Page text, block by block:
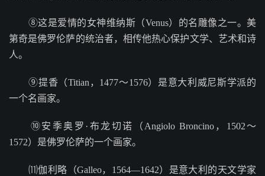
⑧这是爱情的女神维纳斯（Venus）的名雕像之一。美
第奇是佛罗伦萨的统治者，相传他热心保护文学、艺术和诗
人。
⑨提香（Titian，1477～1576）是意大利威尼斯学派的
一个名画家。
⑩安季奥罗·布龙切诺（Angiolo Broncino，1502～
1572）是佛罗伦萨的一个画家。
⑾伽利略（Galleo，1564—1642）是意大利的天文学家